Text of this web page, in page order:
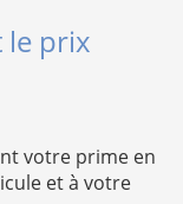
le prix
votre prime en
et à votre